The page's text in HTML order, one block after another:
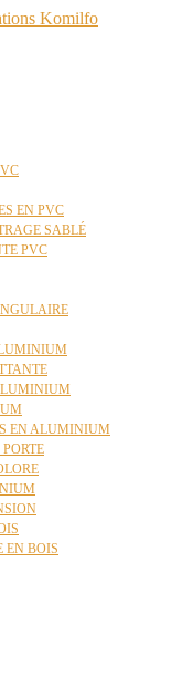
EN PVC
SABLÉ
PVC
EN ALUMINIUM
EN BOIS